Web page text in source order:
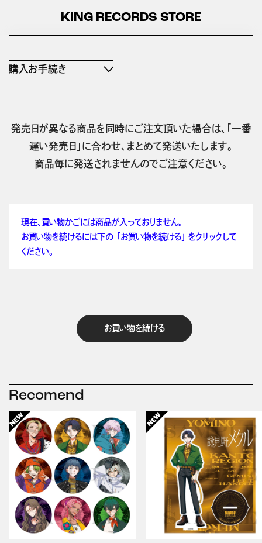
KING RECORDS STORE
購入お手続き
発売日が異なる商品を同時にご注文頂いた場合は、「一番
遅い発売日」に合わせ、まとめて発送いたします。
商品毎に発送されませんのでご注意ください。
現在、買い物かごには商品が入っておりません。
お買い物を続けるには下の 「お買い物を続ける」 をクリックして
ください。
お買い物を続ける
Recomend